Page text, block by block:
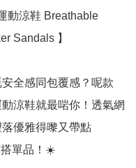
動涼鞋 Breathable
Sandals 】
全感同包覆感？呢款
涼鞋就最啱你！透氣網
優雅得嚟又帶點
搭單品！☀️